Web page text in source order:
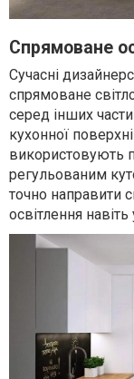
Спрямоване
Сучасні
спрямоване
серед інших
кухонної
використовують
регульованим
точно направити
освітлення